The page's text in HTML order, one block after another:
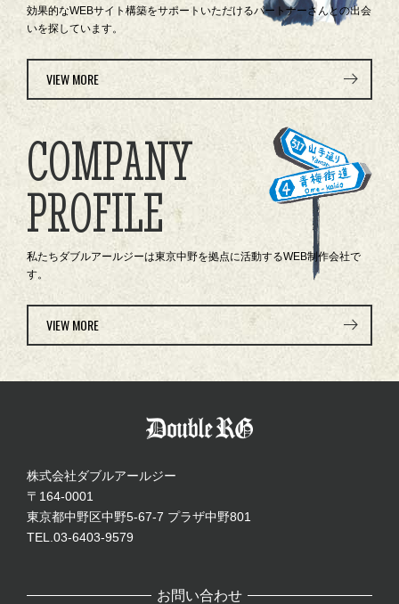
効果的なWEBサイト構築をサポートいただけるパートナーさんとの出会
いを探しています。
VIEW MORE
COMPANY
PROFILE
私たちダブルアールジーは東京中野を拠点に活動するWEB制作会社で
す。
VIEW MORE
株式会社ダブルアールジー
〒164-0001
東京都中野区中野5-67-7 プラザ中野801
TEL.03-6403-9579
お問い合わせ